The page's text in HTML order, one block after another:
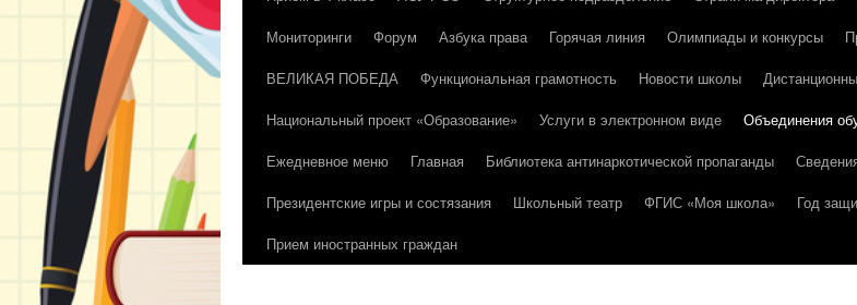
содержимому
Мониторинги
Форум Азбука права Горячая линия Олимпиады и конкурсы
ВЕЛИКАЯ ПОБЕДА
Функциональная грамотность Новости школы
Национальный проект «Образование»
Услуги в электронном виде Объединения
Ежедневное меню
Главная Библиотека антинаркотической пропаганды
Президентские игры и состязания
Школьный театр ФГИС «Моя школа» Год
Прием иностранных граждан